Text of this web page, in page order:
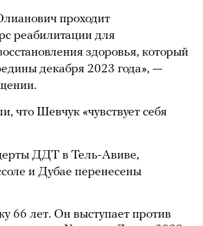
проходит
реабилитации для
здоровья, который
декабря 2023 года», —
что Шевчук «чувствует себя
ДДТ в Тель-Авиве,
и Дубае перенесены
лет. Он выступает против